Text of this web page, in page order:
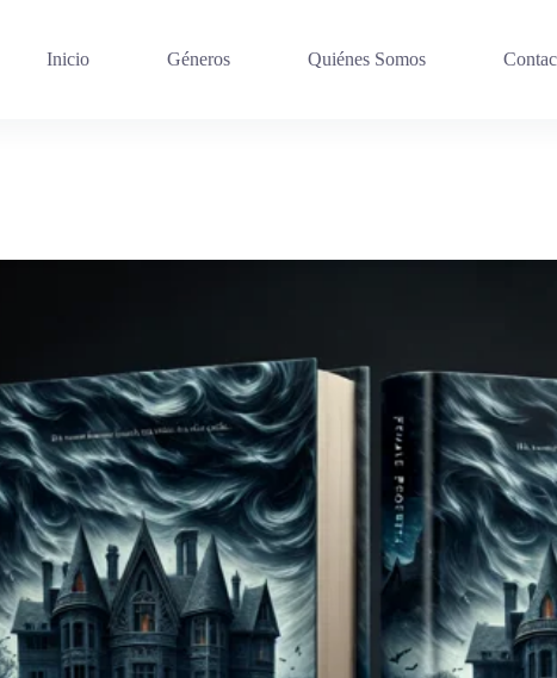
Inicio Géneros Quiénes Somos